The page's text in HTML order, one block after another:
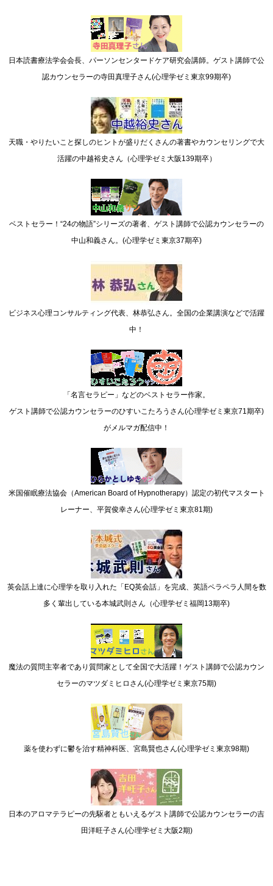
日本読書療法学会会長、パーソンセンタードケア研究会講師。ゲスト講師で公
認カウンセラーの寺田真理子さん(心理学ゼミ東京99期卒)
天職・やりたいこと探しのヒントが盛りだくさんの著書やカウンセリングで大
活躍の中越裕史さん（心理学ゼミ大阪139期卒）
ベストセラー！“24の物語”シリーズの著者、ゲスト講師で公認カウンセラーの
中山和義さん。(心理学ゼミ東京37期卒)
ビジネス心理コンサルティング代表、林恭弘さん。全国の企業講演などで活躍
中！
「名言セラピー」などのベストセラー作家。
ゲスト講師で公認カウンセラーのひすいこたろうさん(心理学ゼミ東京71期卒)
がメルマガ配信中！
米国催眠療法協会（American Board of Hypnotherapy）認定の初代マスタート
レーナー、平賀俊幸さん(心理学ゼミ東京81期)
英会話上達に心理学を取り入れた「EQ英会話」を完成、英語ペラペラ人間を数
多く輩出している本城武則さん（心理学ゼミ福岡13期卒)
魔法の質問主宰者であり質問家として全国で大活躍！ゲスト講師で公認カウン
セラーのマツダミヒロさん(心理学ゼミ東京75期)
薬を使わずに鬱を治す精神科医、宮島賢也さん(心理学ゼミ東京98期)
日本のアロマテラピーの先駆者ともいえるゲスト講師で公認カウンセラーの吉
田洋旺子さん(心理学ゼミ大阪2期)